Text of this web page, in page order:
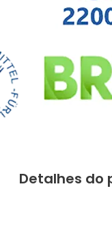
Detalhes do